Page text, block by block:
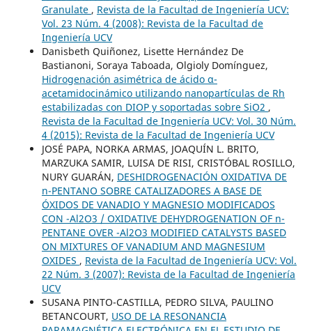
Granulate , Revista de la Facultad de Ingeniería UCV:
Vol. 23 Núm. 4 (2008): Revista de la Facultad de
Ingeniería UCV
Danisbeth Quiñonez, Lisette Hernández De
Bastianoni, Soraya Taboada, Olgioly Domínguez,
Hidrogenación asimétrica de ácido α-
acetamidocinámico utilizando nanopartículas de Rh
estabilizadas con DIOP y soportadas sobre SiO2 ,
Revista de la Facultad de Ingeniería UCV: Vol. 30 Núm.
4 (2015): Revista de la Facultad de Ingeniería UCV
JOSÉ PAPA, NORKA ARMAS, JOAQUÍN L. BRITO,
MARZUKA SAMIR, LUISA DE RISI, CRISTÓBAL ROSILLO,
NURY GUARÁN, DESHIDROGENACIÓN OXIDATIVA DE
n-PENTANO SOBRE CATALIZADORES A BASE DE
ÓXIDOS DE VANADIO Y MAGNESIO MODIFICADOS
CON -Al2O3 / OXIDATIVE DEHYDROGENATION OF n-
PENTANE OVER -Al2O3 MODIFIED CATALYSTS BASED
ON MIXTURES OF VANADIUM AND MAGNESIUM
OXIDES , Revista de la Facultad de Ingeniería UCV: Vol.
22 Núm. 3 (2007): Revista de la Facultad de Ingeniería
UCV
SUSANA PINTO-CASTILLA, PEDRO SILVA, PAULINO
BETANCOURT, USO DE LA RESONANCIA